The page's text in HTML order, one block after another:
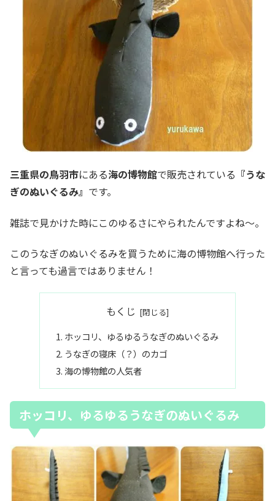
三重県の鳥羽市にある海の博物館で販売されている 『うな
ぎのぬいぐるみ』 です。
雑誌で見かけた時にこのゆるさにやられたんですよね～。
このうなぎのぬいぐるみを買うために海の博物館へ行った
と言っても過言ではありません！
もくじ
ホッコリ、ゆるゆるうなぎのぬいぐるみ
うなぎの寝床（？）のカゴ
海の博物館の人気者
ホッコリ、ゆるゆるうなぎのぬいぐるみ